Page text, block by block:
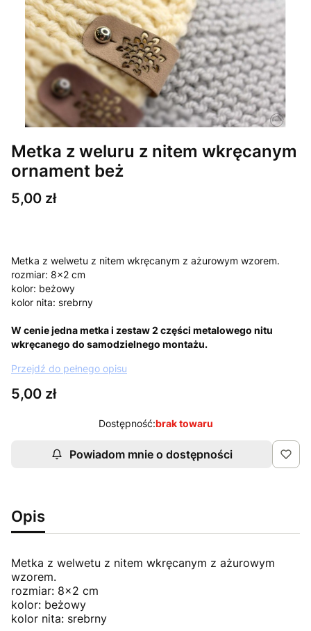
Metka z weluru z nitem wkręcanym
ornament beż
Cena
5,00 zł
Metka z welwetu z nitem wkręcanym z ażurowym wzorem.
rozmiar: 8x2 cm
kolor: beżowy
kolor nita: srebrny
W cenie jedna metka i zestaw 2 części metalowego nitu
wkręcanego do samodzielnego montażu.
Przejdź do pełnego opisu
Cena
5,00 zł
Dostępność:brak towaru
Powiadom mnie o dostępności
Opis
Metka z welwetu z nitem wkręcanym z ażurowym
wzorem.
rozmiar: 8x2 cm
kolor: beżowy
kolor nita: srebrny